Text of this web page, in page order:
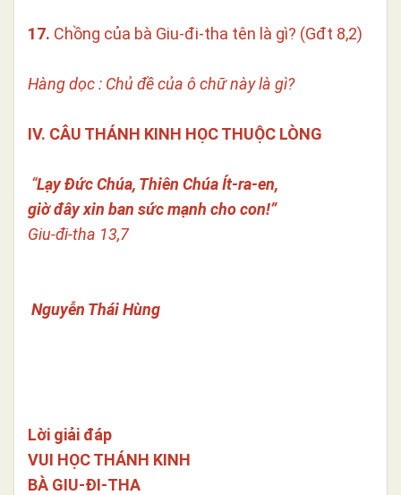
17. Chồng của bà Giu-đi-tha tên là gì? (Gđt 8,2)
Hàng dọc : Chủ đề của ô chữ này là gì?
IV. CÂU THÁNH KINH HỌC THUỘC LÒNG
“Lạy Đức Chúa, Thiên Chúa Ít-ra-en,
giờ đây xin ban sức mạnh cho con!”
Giu-đi-tha 13,7
Nguyễn Thái Hùng
Lời giải đáp
VUI HỌC THÁNH KINH
BÀ GIU-ĐI-THA